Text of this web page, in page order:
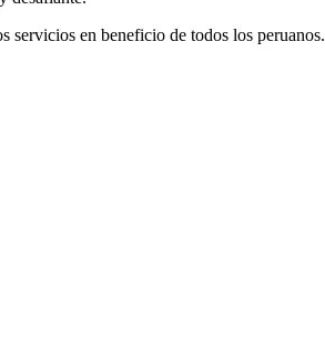
servicios en beneficio de todos los peruanos.